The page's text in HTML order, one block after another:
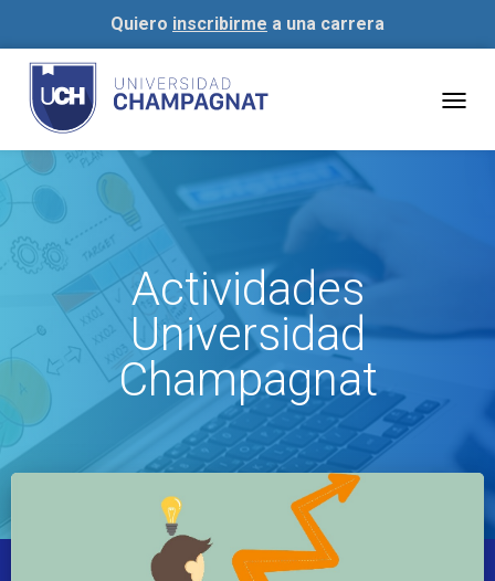
Quiero inscribirme a una carrera
Actividades
Universidad
Champagnat